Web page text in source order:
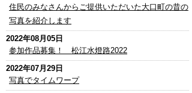
住民のみなさんからご提供いただいた大口町の昔の
写真を紹介します
2022年08月05日
参加作品募集！ 松江水燈路2022
2022年07月29日
写真でタイムワープ